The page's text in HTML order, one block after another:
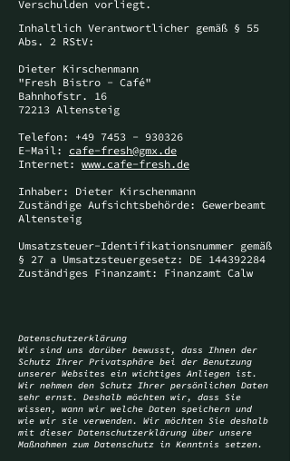
Verschulden vorliegt.
Inhaltlich Verantwortlicher gemäß § 55
Abs. 2 RStV:
Dieter Kirschenmann
"Fresh Bistro - Café"
Bahnhofstr. 16
72213 Altensteig
Telefon: +49 7453 - 930326
E-Mail: cafe-fresh@gmx.de
Internet: www.cafe-fresh.de
Inhaber: Dieter Kirschenmann
Zuständige Aufsichtsbehörde: Gewerbeamt
Altensteig
Umsatzsteuer-Identifikationsnummer gemäß
§ 27 a Umsatzsteuergesetz: DE 144392284
Zuständiges Finanzamt: Finanzamt Calw
Datenschutz­erklärung
Wir sind uns darüber bewusst, dass Ihnen der
Schutz Ihrer Privatsphäre bei der Benutzung
unserer Websites ein wichtiges Anliegen ist.
Wir nehmen den Schutz Ihrer persönlichen Daten
sehr ernst. Deshalb möchten wir, dass Sie
wissen, wann wir welche Daten speichern und
wie wir sie verwenden. Wir möchten Sie deshalb
mit dieser Datenschutzerklärung über unsere
Maßnahmen zum Datenschutz in Kenntnis setzen.